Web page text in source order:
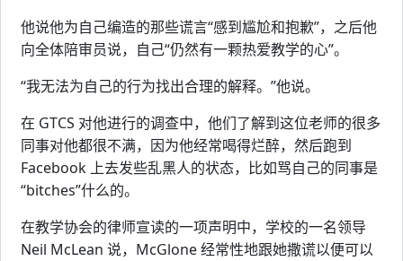
他说他为自己编造的那些谎言“感到尴尬和抱歉”，之后他
向全体陪审员说，自己“仍然有一颗热爱教学的心”。
“我无法为自己的行为找出合理的解释。”他说。
在 GTCS 对他进行的调查中，他们了解到这位老师的很多
同事对他都很不满，因为他经常喝得烂醉，然后跑到
Facebook 上去发些乱黑人的状态，比如骂自己的同事是
“bitches”什么的。
在教学协会的律师宣读的一项声明中，学校的一名领导
Neil McLean 说，McGlone 经常性地跟她撒谎以便可以